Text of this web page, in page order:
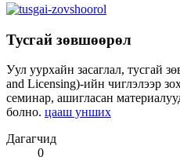
Тусгай зөвшөөрөл
Уул уурхайн засаглал, тусгай
and Licensing)-ийн чиглэлээр
семинар, ашигласан
болно. цааш унших
Дагагчид
0